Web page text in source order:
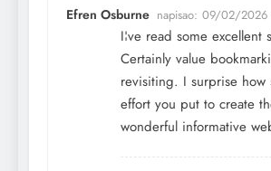
Efren Osburne napisao: 09/02/2026
I¦ve read some excellent
Certainly value
revisiting. I surprise how
effort you put to create
wonderful informative